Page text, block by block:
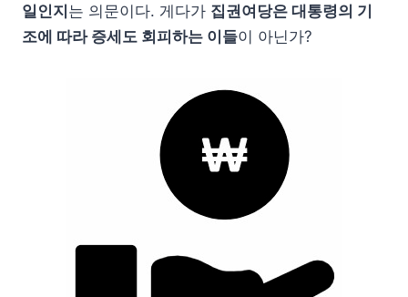
일인지는 의문이다. 게다가 집권여당은 대통령의 기
조에 따라 증세도 회피하는 이들이 아닌가?